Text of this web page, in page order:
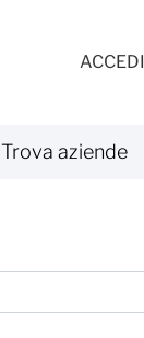
ACCEDI
Trova aziende